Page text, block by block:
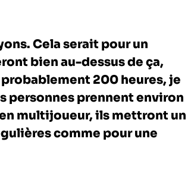
Cela serait pour un
bien au-dessus de ça,
200 heures, je
personnes prennent environ
multijoueur, ils mettront un
comme pour une